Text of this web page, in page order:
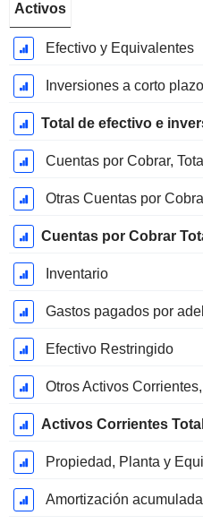
fiscal:
Diciembre
Activos
Efectivo y Equivalentes
Inversiones a corto plazo
Total de efectivo e
Cuentas por Cobrar, Total
Otras Cuentas por
Cuentas por Cobrar
Inventario
Gastos pagados por
Efectivo Restringido
Otros Activos Corrientes,
Activos Corrientes
Propiedad, Planta y
Amortización acumulada